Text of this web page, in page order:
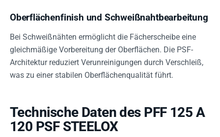
Oberflächenfinish und Schweißnahtbearbeitung
Bei Schweißnähten ermöglicht die Fächerscheibe eine
gleichmäßige Vorbereitung der Oberflächen. Die PSF-
Architektur reduziert Verunreinigungen durch Verschleiß,
was zu einer stabilen Oberflächenqualität führt.
Technische Daten des PFF 125 A
120 PSF STEELOX